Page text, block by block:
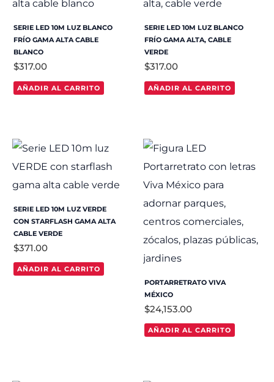
SERIE LED 10M LUZ BLANCO
FRÍO GAMA ALTA CABLE
BLANCO
$317.00
AÑADIR AL CARRITO
SERIE LED 10M LUZ BLANCO
FRÍO GAMA ALTA, CABLE
VERDE
$317.00
AÑADIR AL CARRITO
SERIE LED 10M LUZ VERDE
CON STARFLASH GAMA ALTA
CABLE VERDE
$371.00
AÑADIR AL CARRITO
PORTARRETRATO VIVA
MÉXICO
$24,153.00
AÑADIR AL CARRITO